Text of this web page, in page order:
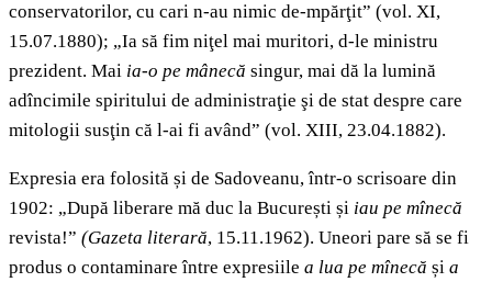
conservatorilor, cu cari n-au nimic de-mpărţit” (vol. XI,
15.07.1880); „Ia să fim niţel mai muritori, d-le ministru
prezident. Mai ia-o pe mânecă singur, mai dă la lumină
adîncimile spiritului de administraţie şi de stat despre care
mitologii susţin că l-ai fi având” (vol. XIII, 23.04.1882).
Expresia era folosită și de Sadoveanu, într-o scrisoare din
1902: „După liberare mă duc la București și iau pe mînecă
revista!” (Gazeta literară, 15.11.1962). Uneori pare să se fi
produs o contaminare între expresiile a lua pe mînecă și a